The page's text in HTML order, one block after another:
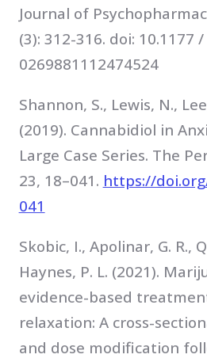
Journal of
(3): 312-316. doi: 10.1177 /
0269881112474524
Shannon, S., Lewis, N.,
(2019). Cannabidiol in
Large Case Series. The
23, 18–041. https://
041
Skobic, I., Apolinar, G. R.,
Haynes, P. L. (2021).
evidence-based
relaxation: A cross-
and dose modification